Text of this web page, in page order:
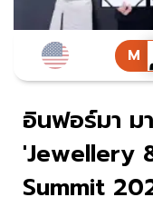
อินฟอร์มา ม
'Jewellery
Summit